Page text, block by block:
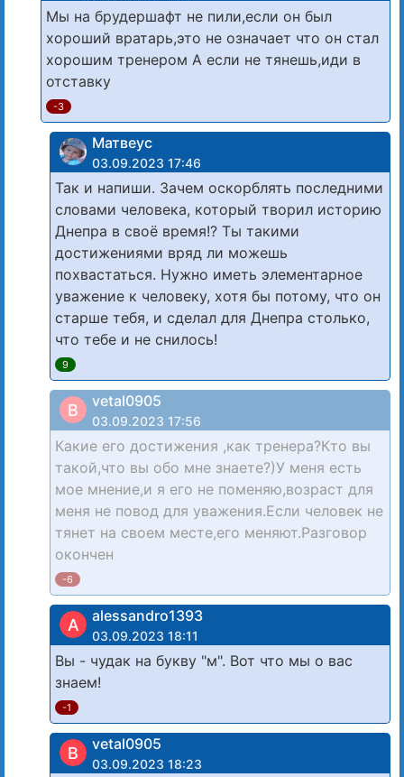
Мы на брудершафт не пили,если он был
хороший вратарь,это не означает что он стал
хорошим тренером А если не тянешь,иди в
отставку
-3
Матвеус
03.09.2023 17:46
Так и напиши. Зачем оскорблять последними
словами человека, который творил историю
Днепра в своё время!? Ты такими
достижениями вряд ли можешь
похвастаться. Нужно иметь элементарное
уважение к человеку, хотя бы потому, что он
старше тебя, и сделал для Днепра столько,
что тебе и не снилось!
9
В vetal0905
03.09.2023 17:56
Какие его достижения ,как тренера?Кто вы
такой,что вы обо мне знаете?)У меня есть
мое мнение,и я его не поменяю,возраст для
меня не повод для уважения.Если человек не
тянет на своем месте,его меняют.Разговор
окончен
-6
A alessandro1393
03.09.2023 18:11
Вы - чудак на букву "м". Вот что мы о вас
знаем!
-1
В vetal0905
03.09.2023 18:23